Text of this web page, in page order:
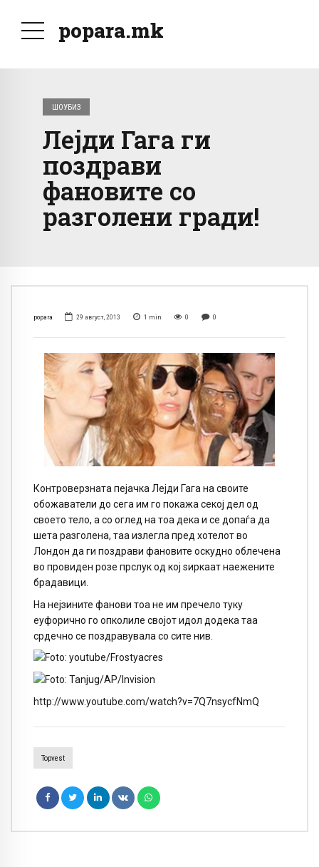
popara.mk
ШОУБИЗ
Лејди Гага ги
поздрави
фановите со
разголени гради!
popara 29 август, 2013 1 min 0 0
Контроверзната пејачка Лејди Гага на своите
обожаватели до сега им го покажа секој дел од
своето тело, а со оглед на тоа дека и се допаѓа да
шета разголена, таа излегла пред хотелот во
Лондон да ги поздрави фановите оскудно облечена
во провиден розе прслук од кој ѕиркаат наежените
брадавици.
На нејзините фанови тоа не им пречело туку
еуфорично го опколиле својот идол додека таа
срдечно се поздравувала со сите нив.
http://www.youtube.com/watch?v=7Q7nsycfNmQ
Topvest